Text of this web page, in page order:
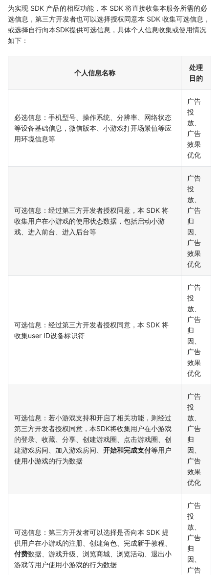
为实现 SDK 产品的相应功能，本 SDK 将直接收集本服务所需的必
选信息，第三方开发者也可以选择授权同意本 SDK 收集可选信息，
或选择自行向本SDK提供可选信息，具体个人信息收集或使用情况
如下：
个人信息名称
处理
目的
必选信息：手机型号、操作系统、分辨率、网络状态
等设备基础信息，微信版本、小游戏打开场景值等应
用环境信息等
广告
投
放、
广告
效果
优化
可选信息：经过第三方开发者授权同意，本 SDK 将
收集用户在小游戏的使用状态数据，包括启动小游
戏、进入前台、进入后台等
广告
投
放、
广告
归
因、
广告
效果
优化
可选信息：经过第三方开发者授权同意，本 SDK 将
收集user ID设备标识符
广告
投
放、
广告
归
因、
广告
效果
优化
可选信息：若小游戏支持和开启了相关功能，则经过
第三方开发者授权同意，本SDK将收集用户在小游戏
的登录、收藏、分享、创建游戏圈、点击游戏圈、创
建游戏房间、加入游戏房间、 开始和完成支付等用户
使用小游戏的行为数据
广告
投
放、
广告
归
因、
广告
效果
优化
可选信息：第三方开发者可以选择是否向本 SDK 提
供用户在小游戏的注册、创建角色、完成新手教程、
付费数据、游戏升级、浏览商城、浏览活动、退出小
游戏等用户使用小游戏的行为数据
广告
投
放、
广告
归
因、
广告